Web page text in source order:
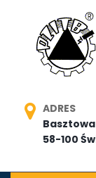
ADRES
Basztowa
58-100